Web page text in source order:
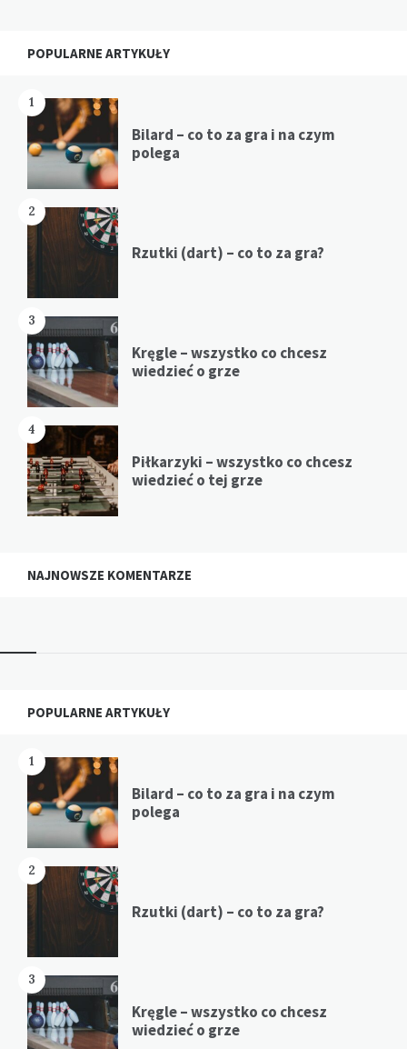
POPULARNE ARTYKUŁY
1
Bilard – co to za gra i na czym
polega
2
Rzutki (dart) – co to za gra?
3
Kręgle – wszystko co chcesz
wiedzieć o grze
4
Piłkarzyki – wszystko co chcesz
wiedzieć o tej grze
NAJNOWSZE KOMENTARZE
Widgets
POPULARNE ARTYKUŁY
1
Bilard – co to za gra i na czym
polega
2
Rzutki (dart) – co to za gra?
3
Kręgle – wszystko co chcesz
wiedzieć o grze